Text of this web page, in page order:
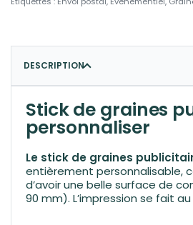
DESCRIPTION
Stick de graines
personnaliser
Le stick de graines
entièrement personnalisable,
d’avoir une belle surface de
90 mm). L’impression se fait